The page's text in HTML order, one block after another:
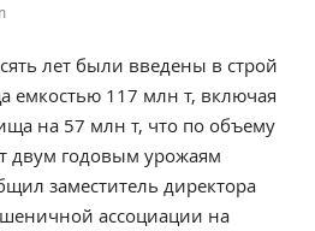
лет были введены в строй
емкостью 117 млн т, включая
на 57 млн т, что по объему
двум годовым урожаям
заместитель директора
ассоциации на